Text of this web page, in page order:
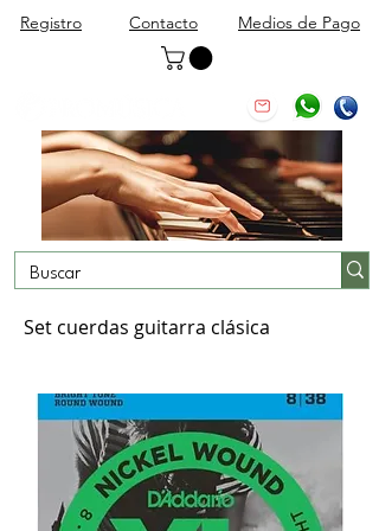
Registro Contacto Medios de Pago
Set cuerdas guitarra clásica